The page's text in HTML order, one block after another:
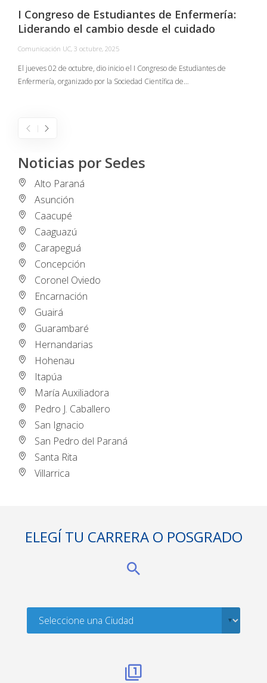
I Congreso de Estudiantes de Enfermería:
Liderando el cambio desde el cuidado
Comunicación UC, 3 octubre, 2025
El jueves 02 de octubre, dio inicio el I Congreso de Estudiantes de
Enfermería, organizado por la Sociedad Científica de…
Noticias por Sedes
Alto Paraná
Asunción
Caacupé
Caaguazú
Carapeguá
Concepción
Coronel Oviedo
Encarnación
Guairá
Guarambaré
Hernandarias
Hohenau
Itapúa
María Auxiliadora
Pedro J. Caballero
San Ignacio
San Pedro del Paraná
Santa Rita
Villarrica
ELEGÍ TU CARRERA O POSGRADO